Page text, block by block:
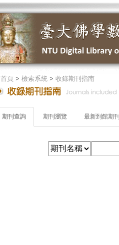
首頁> 檢索系統> 收錄期刊指南
期刊查詢 期刊瀏覽 最新到館期刊